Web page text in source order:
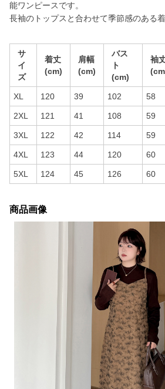
能ワンピースです。
長袖のトップスと合わせて季節感のある
サ
イ
ズ
着丈
(cm)
肩幅
(cm)
バス
ト
(cm)
袖
XL 120 39 102 58
2XL 121 41 108 59
3XL 122 42 114 59
4XL 123 44 120 60
5XL 124 45 126 60
商品画像